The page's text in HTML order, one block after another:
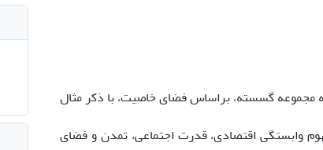
مجموعه گسسته، براساس فضای خاصیت، با ذکر مثال
وابستگی اقتصادی، قدرت اجتماعی، تمدن و فضای